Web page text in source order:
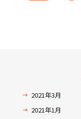
2021年3月
2021年1月